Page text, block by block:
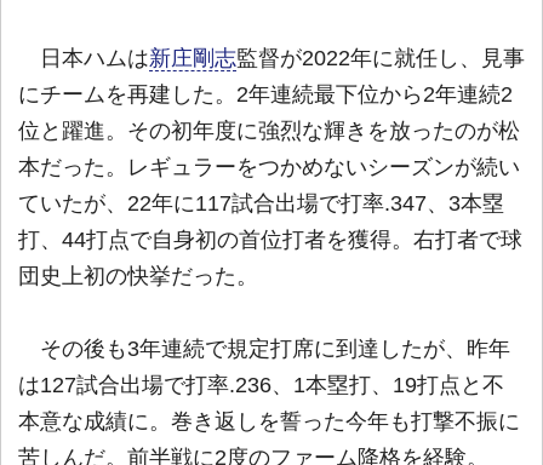
日本ハムは新庄剛志監督が2022年に就任し、見事
にチームを再建した。2年連続最下位から2年連続2
位と躍進。その初年度に強烈な輝きを放ったのが松
本だった。レギュラーをつかめないシーズンが続い
ていたが、22年に117試合出場で打率.347、3本塁
打、44打点で自身初の首位打者を獲得。右打者で球
団史上初の快挙だった。
その後も3年連続で規定打席に到達したが、昨年
は127試合出場で打率.236、1本塁打、19打点と不
本意な成績に。巻き返しを誓った今年も打撃不振に
苦しんだ。前半戦に2度のファーム降格を経験。